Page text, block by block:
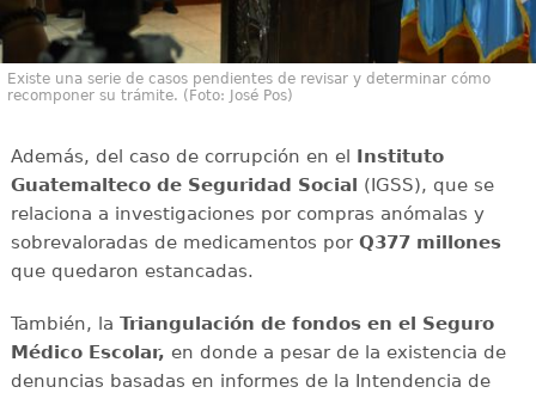
Existe una serie de casos pendientes de revisar y determinar cómo
recomponer su trámite. (Foto: José Pos)
Además, del caso de corrupción en el Instituto
Guatemalteco de Seguridad Social (IGSS), que se
relaciona a investigaciones por compras anómalas y
sobrevaloradas de medicamentos por Q377 millones
que quedaron estancadas.
También, la Triangulación de fondos en el Seguro
Médico Escolar, en donde a pesar de la existencia de
denuncias basadas en informes de la Intendencia de